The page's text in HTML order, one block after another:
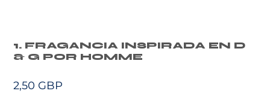
1. FRAGANCIA INSPIRADA EN D
& G POR HOMME
2,50 GBP